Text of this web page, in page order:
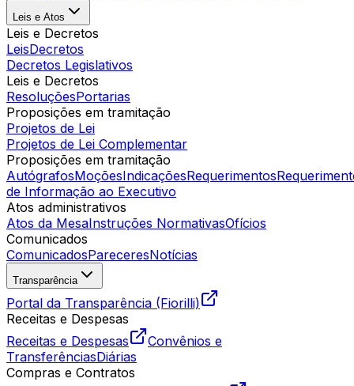
Leis e Atos
Leis e Decretos
LeisDecretos
Decretos Legislativos
Leis e Decretos
ResoluçõesPortarias
Proposições em tramitação
Projetos de Lei
Projetos de Lei Complementar
Proposições em tramitação
AutógrafosMoçõesIndicaçõesRequerimentos
de Informação ao Executivo
Atos administrativos
Atos da MesaInstruções NormativasOfícios
Comunicados
ComunicadosPareceresNotícias
Transparência
Portal da Transparência (Fiorilli)
Receitas e Despesas
Receitas e Despesas
Convênios e
TransferênciasDiárias
Compras e Contratos